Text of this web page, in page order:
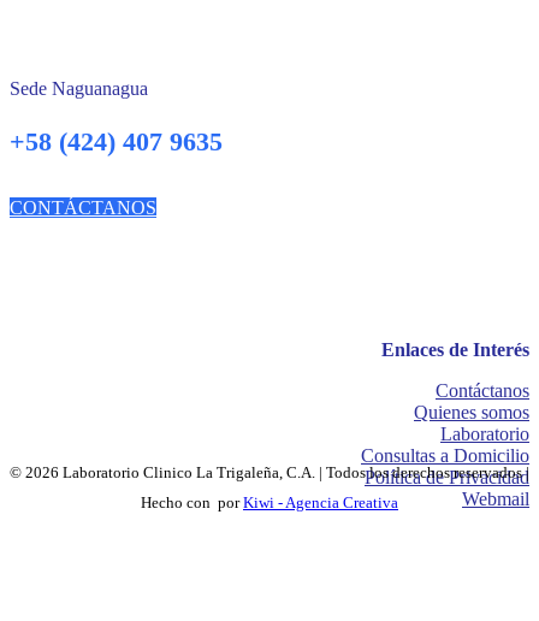
Sede Naguanagua
+58 (424) 407 9635
CONTÁCTANOS
Enlaces de Interés
Contáctanos
Quienes somos
Laboratorio
Consultas a Domicilio
Política de Privacidad
Webmail
© 2026 Laboratorio Clinico La Trigaleña, C.A. | Todos los derechos reservados |
Hecho con porKiwi - Agencia Creativa